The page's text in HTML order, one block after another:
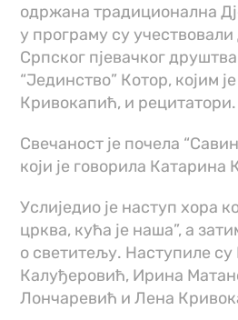
одржана традиционална
у програму су учествовали
Српског пјевачког
“Јединство” Котор, којим
Кривокапић, и рецитатори.
Свечаност је почела
који је говорила Катарина
Услиједио је наступ хора
црква, кућа је наша”, а
о светитељу. Наступиле
Калуђеровић, Ирина
Лончаревић и Лена